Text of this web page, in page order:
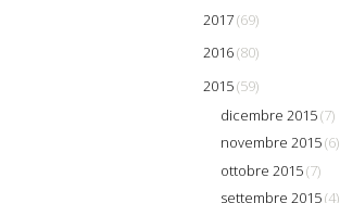
2017(69)
2016(80)
2015(59)
dicembre 2015(7)
novembre 2015(6)
ottobre 2015(7)
settembre 2015(4)